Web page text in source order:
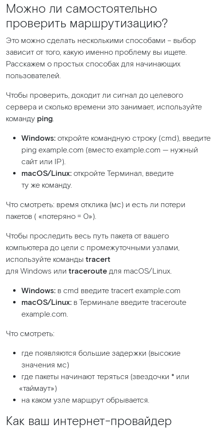
Можно ли самостоятельно
проверить маршрутизацию?
Это можно сделать несколькими способами – выбор
зависит от того, какую именно проблему вы ищете.
Расскажем о простых способах для начинающих
пользователей.
Чтобы проверить, доходит ли сигнал до целевого
сервера и сколько времени это занимает, используйте
команду ping.
Windows:откройте командную строку (cmd), введите
ping example.com (вместоexample.com — нужный
сайт или IP).
macOS/Linux:откройте Терминал, введите
ту же команду.
Что смотреть: время отклика (мс) и есть ли потери
пакетов ( «потеряно= 0»).
Чтобы проследить весь путь пакета от вашего
компьютера до цели с промежуточными узлами,
используйте команды tracert
для Windows или tracerouteдля macOS/Linux.
Windows: в cmd введите tracert example.com
macOS/Linux: в Терминале введите traceroute
example.com.
Что смотреть:
где появляются большие задержки (высокие
значения мс)
где пакеты начинают теряться (звездочки * или
«таймаут»)
на каком узле маршрут обрывается.
Как ваш интернет-провайдер